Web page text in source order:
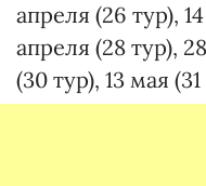
апреля (26 тур),
апреля (28 тур),
(30 тур), 13 мая